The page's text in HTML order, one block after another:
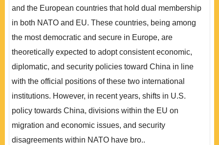
and the European countries that hold dual membership
in both NATO and EU. These countries, being among
the most democratic and secure in Europe, are
theoretically expected to adopt consistent economic,
diplomatic, and security policies toward China in line
with the official positions of these two international
institutions. However, in recent years, shifts in U.S.
policy towards China, divisions within the EU on
migration and economic issues, and security
disagreements within NATO have bro..